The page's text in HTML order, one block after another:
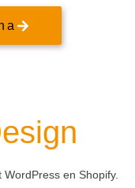
en Shopify.